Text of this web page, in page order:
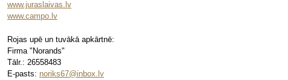
www.juraslaivas.lv
www.campo.lv
Rojas upē un tuvākā apkārtnē:
Firma "Norands"
Tālr.: 26558483
E-pasts: noriks67@inbox.lv